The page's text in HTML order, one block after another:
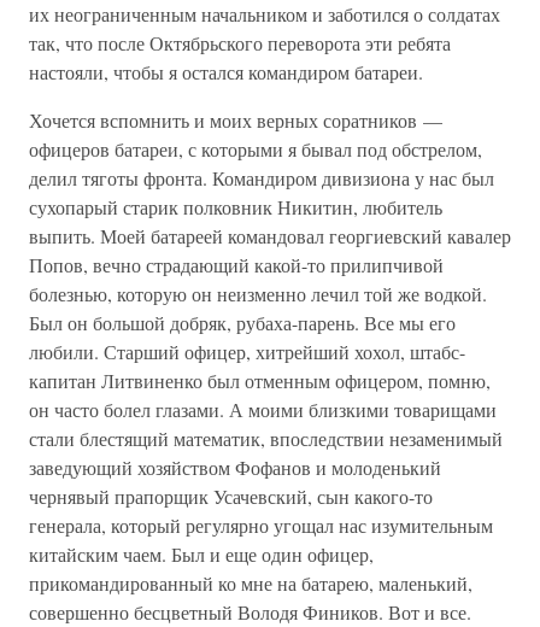
их неограниченным начальником и заботился о солдатах
так, что после Октябрьского переворота эти ребята
настояли, чтобы я остался командиром батареи.
Хочется вспомнить и моих верных соратников —
офицеров батареи, с которыми я бывал под обстрелом,
делил тяготы фронта. Командиром дивизиона у нас был
сухопарый старик полковник Никитин, любитель
выпить. Моей батареей командовал георгиевский кавалер
Попов, вечно страдающий какой-то прилипчивой
болезнью, которую он неизменно лечил той же водкой.
Был он большой добряк, рубаха-парень. Все мы его
любили. Старший офицер, хитрейший хохол, штабс-
капитан Литвиненко был отменным офицером, помню,
он часто болел глазами. А моими близкими товарищами
стали блестящий математик, впоследствии незаменимый
заведующий хозяйством Фофанов и молоденький
чернявый прапорщик Усачевский, сын какого-то
генерала, который регулярно угощал нас изумительным
китайским чаем. Был и еще один офицер,
прикомандированный ко мне на батарею, маленький,
совершенно бесцветный Володя Фиников. Вот и все.